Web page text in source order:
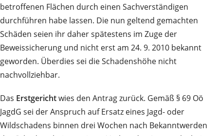
betroffenen Flächen durch einen Sachverständigen
durchführen habe lassen. Die nun geltend gemachten
Schäden seien ihr daher spätestens im Zuge der
Beweissicherung und nicht erst am 24. 9. 2010 bekannt
geworden. Überdies sei die Schadenshöhe nicht
nachvollziehbar.
Das Erstgerichtwies den Antrag zurück. Gemäß § 69 Oö
JagdG sei der Anspruch auf Ersatz eines Jagd- oder
Wildschadens binnen drei Wochen nach Bekanntwerden